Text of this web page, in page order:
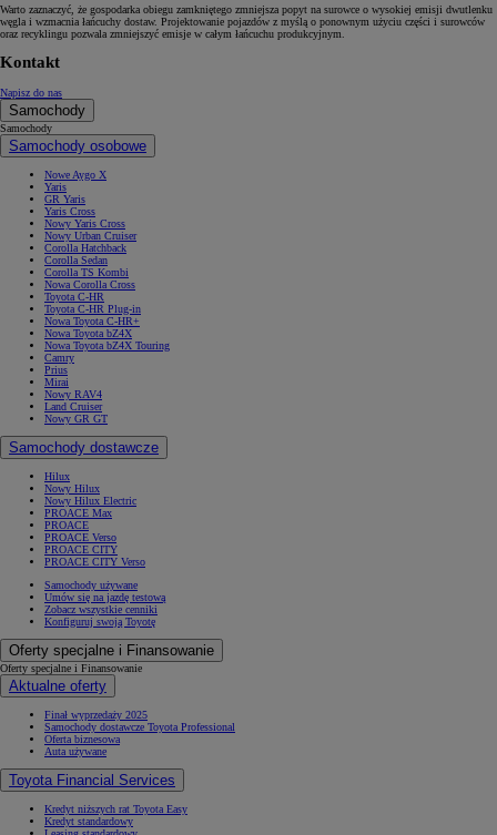
Warto zaznaczyć, że gospodarka obiegu zamkniętego zmniejsza popyt na surowce o wysokiej emisji dwutlenku
węgla i wzmacnia łańcuchy dostaw. Projektowanie pojazdów z myślą o ponownym użyciu części i surowców
oraz recyklingu pozwala zmniejszyć emisje w całym łańcuchu produkcyjnym.
Kontakt
Napisz do nas
Samochody
Samochody
Samochody osobowe
Nowe Aygo X
Yaris
GR Yaris
Yaris Cross
Nowy Yaris Cross
Nowy Urban Cruiser
Corolla Hatchback
Corolla Sedan
Corolla TS Kombi
Nowa Corolla Cross
Toyota C-HR
Toyota C-HR Plug-in
Nowa Toyota C-HR+
Nowa Toyota bZ4X
Nowa Toyota bZ4X Touring
Camry
Prius
Mirai
Nowy RAV4
Land Cruiser
Nowy GR GT
Samochody dostawcze
Hilux
Nowy Hilux
Nowy Hilux Electric
PROACE Max
PROACE
PROACE Verso
PROACE CITY
PROACE CITY Verso
Samochody używane
Umów się na jazdę testową
Zobacz wszystkie cenniki
Konfiguruj swoją Toyotę
Oferty specjalne i Finansowanie
Oferty specjalne i Finansowanie
Aktualne oferty
Finał wyprzedaży 2025
Samochody dostawcze Toyota Professional
Oferta biznesowa
Auta używane
Toyota Financial Services
Kredyt niższych rat Toyota Easy
Kredyt standardowy